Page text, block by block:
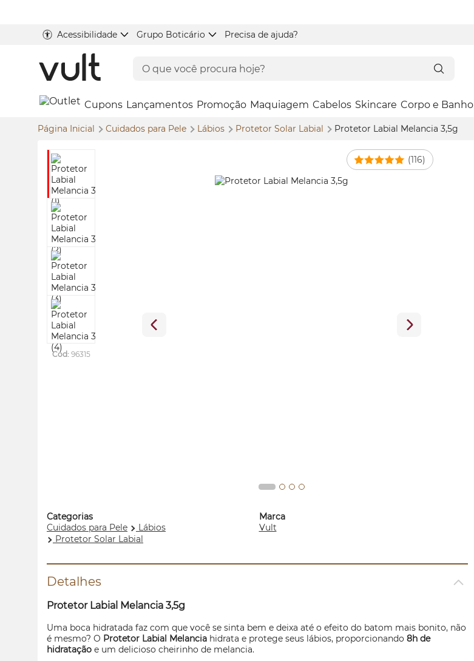
Acessibilidade Grupo Boticário Precisa de ajuda?
Cupons Lançamentos Promoção Maquiagem Cabelos Skincare Corpo e Banho
Página Inicial Cuidados para Pele Lábios Protetor Solar Labial Protetor Labial Melancia 3,5g
(116)
Cod: 96315
Categorias
Cuidados para Pele
Lábios
Protetor Solar Labial
Marca
Vult
Detalhes
Protetor Labial Melancia 3,5g
Uma boca hidratada faz com que você se sinta bem e deixa até o efeito do batom mais bonito, não
é mesmo? O Protetor Labial Melancia hidrata e protege seus lábios, proporcionando 8h de
hidratação e um delicioso cheirinho de melancia.